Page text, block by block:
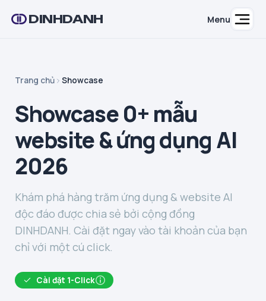
DINHDANH Menu
Trang chủ Showcase
Showcase 0+ mẫu
website & ứng dụng AI
2026
Khám phá hàng trăm ứng dụng & website AI
độc đáo được chia sẻ bởi cộng đồng
DINHDANH. Cài đặt ngay vào tài khoản của bạn
chỉ với một cú click.
Cài đặt 1-Click